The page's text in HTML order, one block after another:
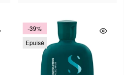
-39%
Epuisé